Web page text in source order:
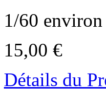
1/60
15,00 €
Détails du